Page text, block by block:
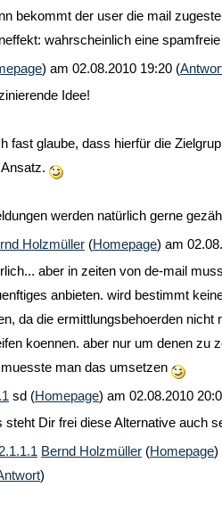
bekommt der user die mail
wahrscheinlich eine
) am 02.08.2010 19:20 (
Idee!
fast glaube, dass hierfür die
werden natürlich gerne
Holzmüller (Homepage) am
aber in zeiten von de-mail
anbieten. wird bestimmt
da die ermittlungsbehoerden nicht
koennen. aber nur um denen zu
man das umsetzen
sd (Homepage) am 02.08.2010
steht Dir frei diese Alternative auch
Bernd Holzmüller (Homepage)
)